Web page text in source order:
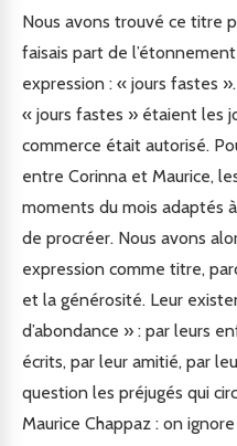
Nous avons trouvé ce titre
faisais part de
expression : « jours fastes
« jours fastes » étaient les
commerce était autorisé.
entre Corinna et Maurice,
moments du mois adaptés
de procréer. Nous avons
expression comme titre,
et la générosité. Leur
d’abondance » : par leurs
écrits, par leur amitié, par
question les préjugés qui
Maurice Chappaz : on